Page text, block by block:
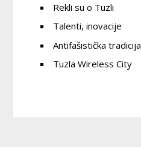
Rekli su o Tuzli
Talenti, inovacije
Antifašistička tradicija
Tuzla Wireless City